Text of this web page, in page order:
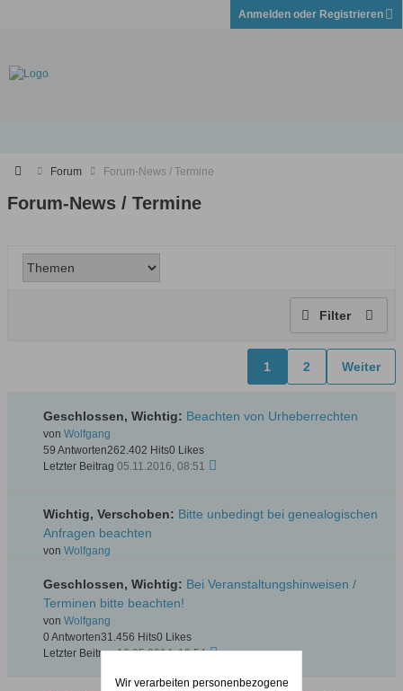
Anmelden oder Registrieren
Forum Forum-News / Termine
Forum-News / Termine
Filter
1 2 Weiter
Geschlossen, Wichtig: Beachten von Urheberrechten
von Wolfgang
59 Antworten262.402 Hits0 Likes
Letzter Beitrag 05.11.2016, 08:51
Wichtig, Verschoben: Bitte unbedingt bei genealogischen
Anfragen beachten
von Wolfgang
Geschlossen, Wichtig: Bei Veranstaltungshinweisen /
Terminen bitte beachten!
von Wolfgang
0 Antworten31.456 Hits0 Likes
Letzter Beitrag 16.05.2014, 19:54
Wir verarbeiten personenbezogene